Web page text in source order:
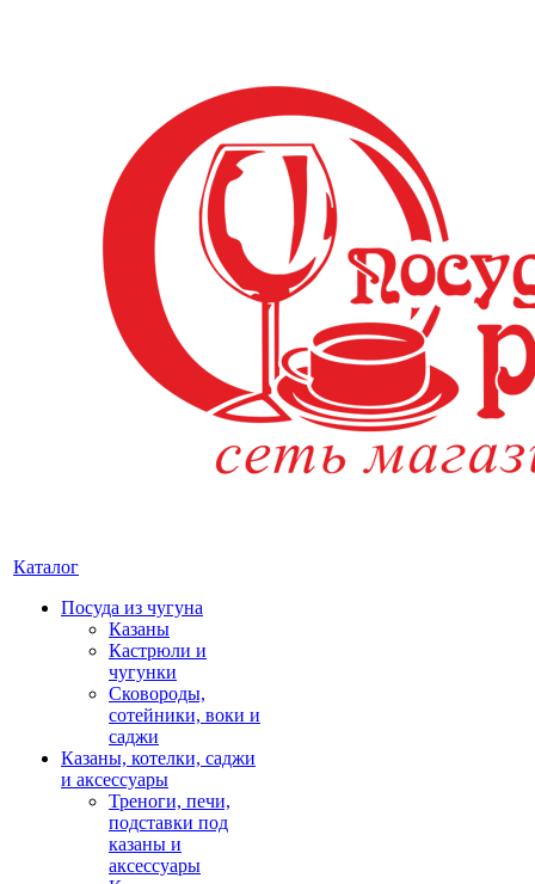
Каталог
Посуда из чугуна
Казаны
Кастрюли и
чугунки
Сковороды,
сотейники, воки и
саджи
Казаны, котелки, саджи
и аксессуары
Треноги, печи,
подставки под
казаны и
аксессуары